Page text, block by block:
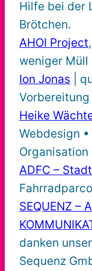
Hilfe bei der
Brötchen.
AHOI Project,
weniger Müll
Ion Jonas |
Heike
Webdesign
Organisation
ADFC –
SEQUENZ –
danken
Sequenz